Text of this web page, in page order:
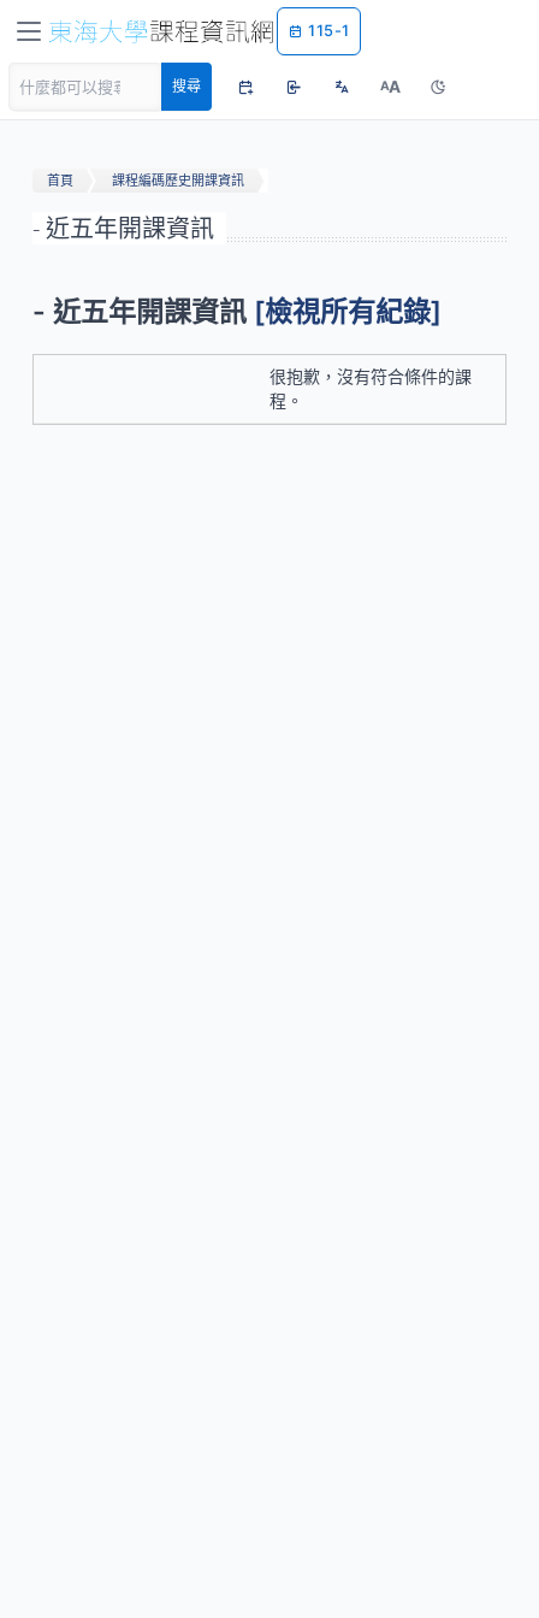
115-1
搜尋 AA
首頁 課程編碼歷史開課資訊
- 近五年開課資訊
- 近五年開課資訊 [檢視所有紀錄]
很抱歉，沒有符合條件的課
程。